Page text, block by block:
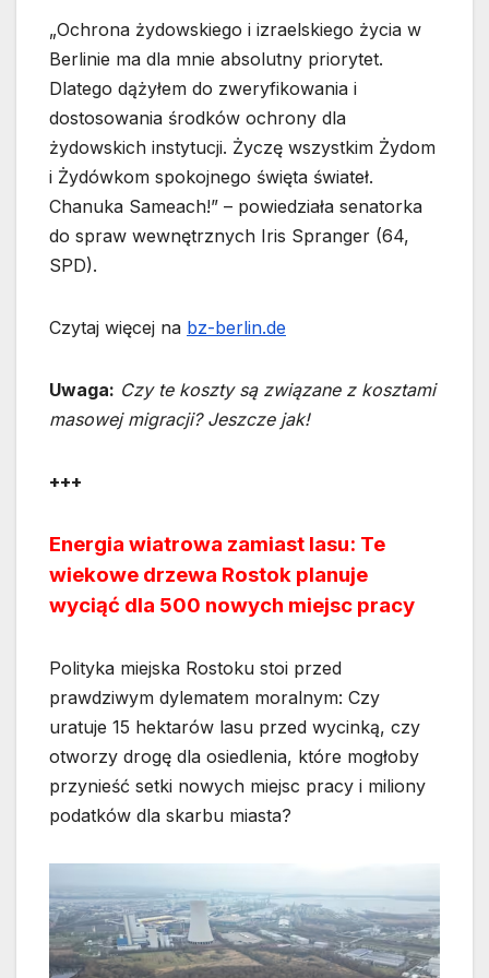
„Ochrona żydowskiego i izraelskiego życia w
Berlinie ma dla mnie absolutny priorytet.
Dlatego dążyłem do zweryfikowania i
dostosowania środków ochrony dla
żydowskich instytucji. Życzę wszystkim Żydom
i Żydówkom spokojnego święta świateł.
Chanuka Sameach!” – powiedziała senatorka
do spraw wewnętrznych Iris Spranger (64,
SPD).
Czytaj więcej na bz-berlin.de
Uwaga: Czy te koszty są związane z kosztami
masowej migracji? Jeszcze jak!
+++
Energia wiatrowa zamiast lasu: Te
wiekowe drzewa Rostok planuje
wyciąć dla 500 nowych miejsc pracy
Polityka miejska Rostoku stoi przed
prawdziwym dylematem moralnym: Czy
uratuje 15 hektarów lasu przed wycinką, czy
otworzy drogę dla osiedlenia, które mogłoby
przynieść setki nowych miejsc pracy i miliony
podatków dla skarbu miasta?